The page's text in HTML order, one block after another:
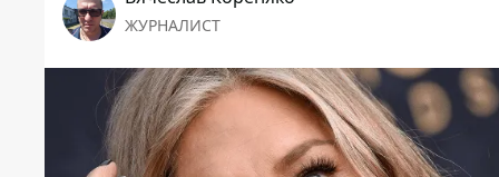
ЖУРНАЛИСТ